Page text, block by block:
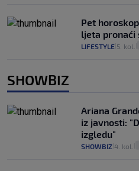
Pet
ljeta pronaći
LIFESTYLE 5. kol.
SHOWBIZ
Ariana
iz javnosti:
izgledu"
SHOWBIZ 4. kol.